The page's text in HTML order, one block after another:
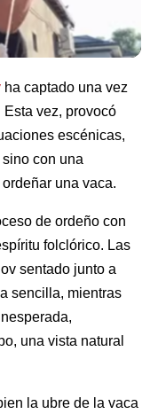
ha captado una vez
vez, provocó
escénicas,
con una
una vaca.
de ordeño con
folclórico. Las
sentado junto a
sencilla, mientras
una vista natural
la ubre de la vaca